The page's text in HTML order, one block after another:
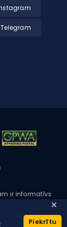
Telegram
ir informatīvs
aizsargātas
Piekrītu